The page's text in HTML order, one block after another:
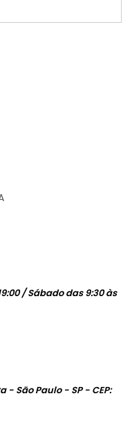
/ Sábado das 9:30 às
- São Paulo - SP - CEP: